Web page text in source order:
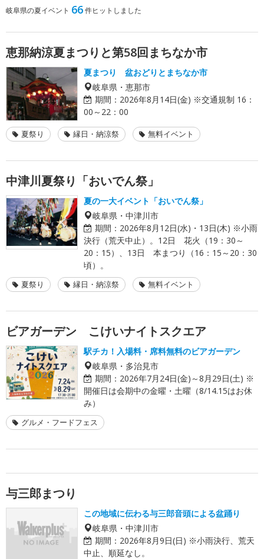
岐阜県の夏イベント 66件ヒットしました
恵那納涼夏まつりと第58回まちなか市
夏まつり 盆おどりとまちなか市
岐阜県・恵那市
期間： 2026年8月14日(金) ※交通規制 16：
00～22：00
夏祭り 縁日・納涼祭 無料イベント
中津川夏祭り「おいでん祭」
夏の一大イベント「おいでん祭」
岐阜県・中津川市
期間： 2026年8月12日(水)・13日(木) ※小雨
決行（荒天中止）。12日 花火（19：30～
20：15）、13日 本まつり（16：15～20：30
頃）。
夏祭り 縁日・納涼祭 無料イベント
ビアガーデン こけいナイトスクエア
駅チカ！入場料・席料無料のビアガーデン
岐阜県・多治見市
期間： 2026年7月24日(金)～8月29日(土) ※
開催日は会期中の金曜・土曜（8/14.15はお休
み）
グルメ・フードフェス
与三郎まつり
この地域に伝わる与三郎音頭による盆踊り
岐阜県・中津川市
期間： 2026年8月9日(日) ※小雨決行、荒天
中止、順延なし。